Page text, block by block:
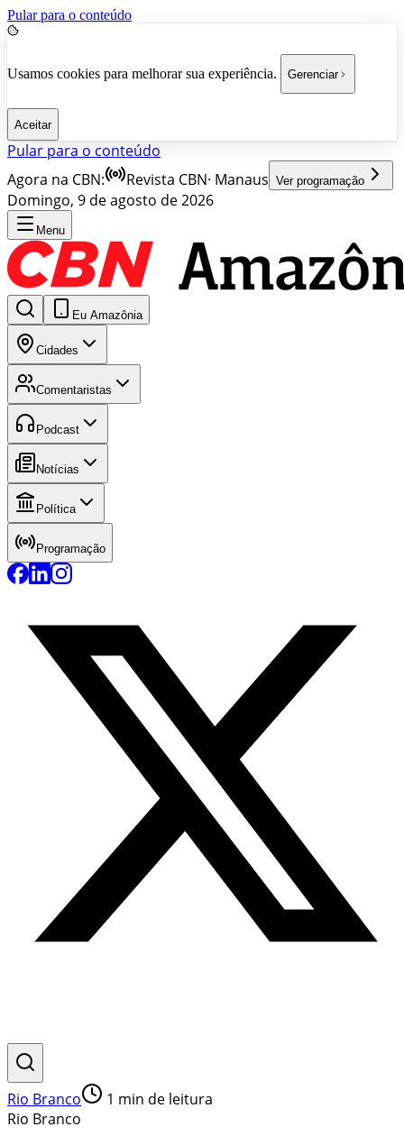
Pular para o conteúdo
Usamos cookies para melhorar sua experiência. Gerenciar
Aceitar
Pular para o conteúdo
Agora na CBN:
Revista CBN· Manaus Ver programação
Domingo, 9 de agosto de 2026
Menu
Eu Amazônia
Cidades
Comentaristas
Podcast
Notícias
Política
Programação
Rio Branco 1 min de leitura
Rio Branco